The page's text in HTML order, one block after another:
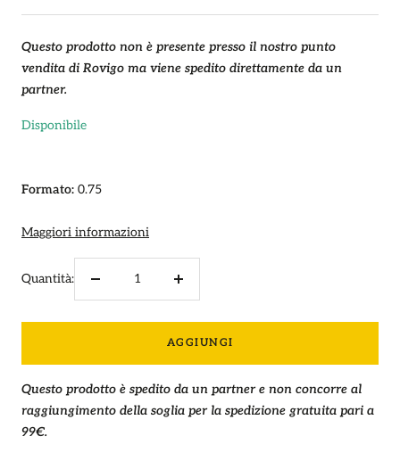
vendita
Questo prodotto non è presente presso il nostro punto
vendita di Rovigo ma viene spedito direttamente da un
partner.
Disponibile
Formato: 0.75
Maggiori informazioni
Quantità:
Diminuire
Aumenta
AGGIUNGI
Questo prodotto è spedito da un partner e non concorre al
raggiungimento della soglia per la spedizione gratuita pari a
99€.